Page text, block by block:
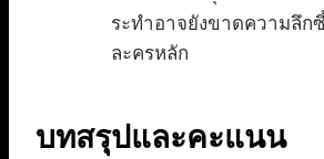
ระทำอาจยังขาดความลึก
ละครหลัก
บทสรุปและคะแนน